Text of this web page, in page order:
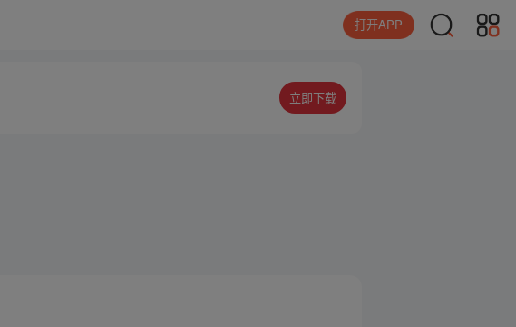
打开APP
立即下载